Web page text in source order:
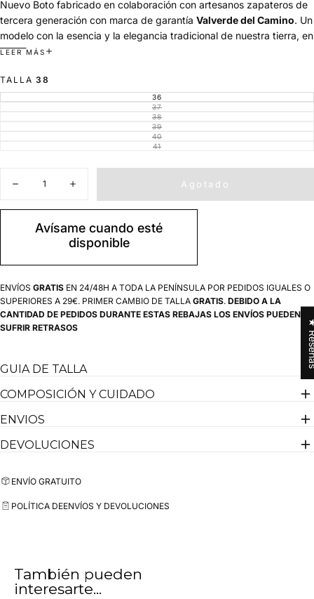
Nuevo Boto fabricado en colaboración con artesanos zapateros de
tercera generación con marca de garantía Valverde del Camino. Un
modelo con la esencia y la elegancia tradicional de nuestra tierra, en
piel vacuno marrón castaña e innovando con una suela cosida de
hilo blanco en lateral exterior. Interior en forro vacuno color camel.
LEER MÁS
TALLA 38
36VARIANTE
AGOTADA
O
NO
DISPONIBLE
37VARIANTE
AGOTADA
O
NO
DISPONIBLE
38VARIANTE
AGOTADA
O
NO
DISPONIBLE
39VARIANTE
AGOTADA
O
NO
40VARIANTE
AGOTADA
DISPONIBLE
41VARIANTE
NO
Disminuir
para
Botos
Camperos
Fina
Aumentar
cantidad
para
Camperos
Mujer
Fina
Agotado
Avísame cuando esté
disponible
ENVÍOS GRATIS EN 24/48H A TODA LA PENÍNSULA POR PEDIDOS IGUALES O
SUPERIORES A 29€. PRIMER CAMBIO DE TALLA GRATIS. DEBIDO A LA
CANTIDAD DE PEDIDOS DURANTE ESTAS REBAJAS LOS ENVÍOS PUEDEN
SUFRIR RETRASOS
GUIA DE TALLA
COMPOSICIÓN Y CUIDADO
ENVIOS
DEVOLUCIONES
ENVÍO GRATUITO
POLÍTICA DEENVÍOS Y DEVOLUCIONES
También pueden
interesarte...
★